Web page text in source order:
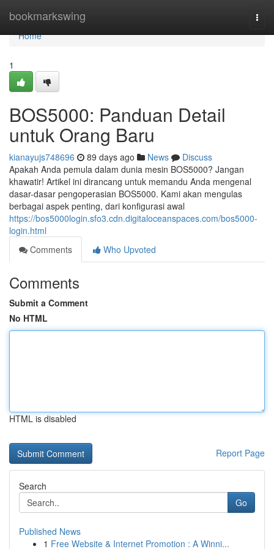
bookmarkswing
Home
Home
1
BOS5000: Panduan Detail
untuk Orang Baru
kianayujs748696 89 days ago News
Discuss
Apakah Anda pemula dalam dunia mesin BOS5000? Jangan
khawatir! Artikel ini dirancang untuk memandu Anda mengenal
dasar-dasar pengoperasian BOS5000. Kami akan mengulas
berbagai aspek penting, dari konfigurasi awal
https://bos5000login.sfo3.cdn.digitaloceanspaces.com/bos5000-
login.html
Comments
Who Upvoted
Comments
Submit a Comment
No HTML
HTML is disabled
Report Page
Search
Go
Published News
1 Free Website & Internet Promotion : A Winni...